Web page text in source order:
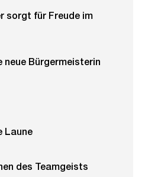
sorgt für Freude im
neue Bürgermeisterin
Laune
des Teamgeists